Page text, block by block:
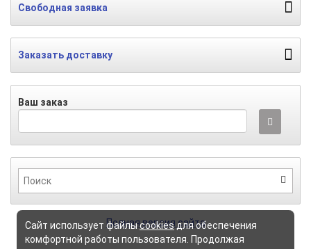
Свободная заявка
Заказать доставку
Ваш заказ
Полная версия сайта
Сайт использует файлыcookiesдля обеспечения
комфортной работы пользователя. Продолжая